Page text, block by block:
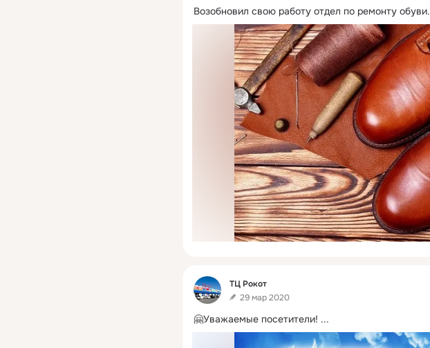
Возобновил свою работу отдел по ремонту обуви.
Фид
ТЦ Рокот
29 мар 2020
🤗Уважаемые посетители! ...